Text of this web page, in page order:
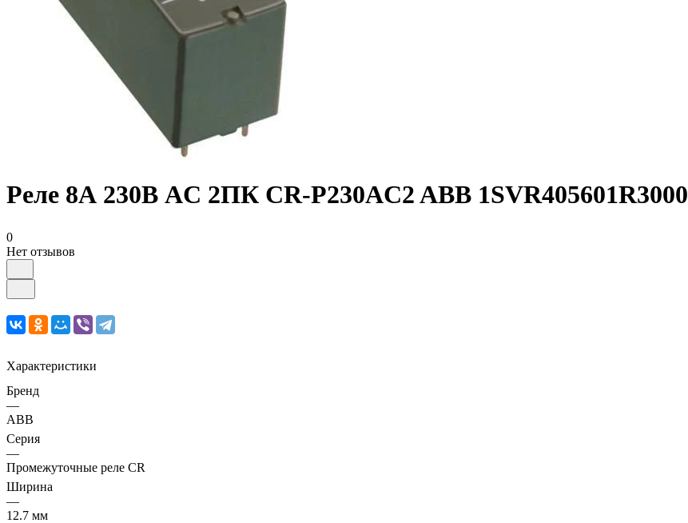
Реле 8А 230В AC 2ПК CR-P230AC2 ABB 1SVR405601R3000
0
Нет отзывов
Характеристики
Бренд
—
ABB
Серия
—
Промежуточные реле CR
Ширина
—
12.7 мм